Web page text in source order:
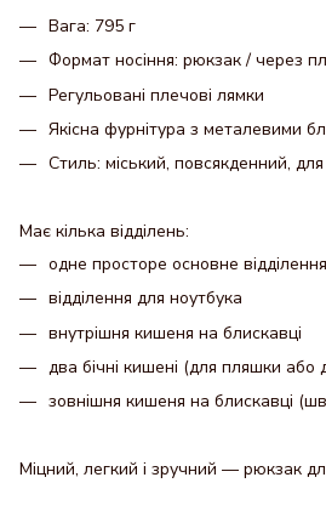
Вага: 795 г
Формат носіння: рюкзак / через
Регульовані плечові лямки
Якісна фурнітура з металевими
Стиль: міський, повсякденний,
Має кілька відділень:
одне просторе основне відділення
відділення для ноутбука
внутрішня кишеня на блискавці
два бічні кишені (для пляшки або
зовнішня кишеня на блискавці
Міцний, легкий і зручний — рюкзак